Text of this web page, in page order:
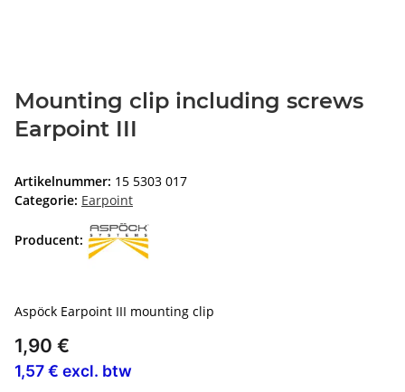
Mounting clip including screws
Earpoint III
Artikelnummer: 15 5303 017
Categorie: Earpoint
Producent:
Aspöck Earpoint III mounting clip
1,90 €
1,57 € excl. btw